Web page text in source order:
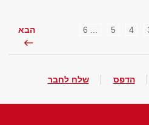
4
5 הבא
הדפס שלח לחבר